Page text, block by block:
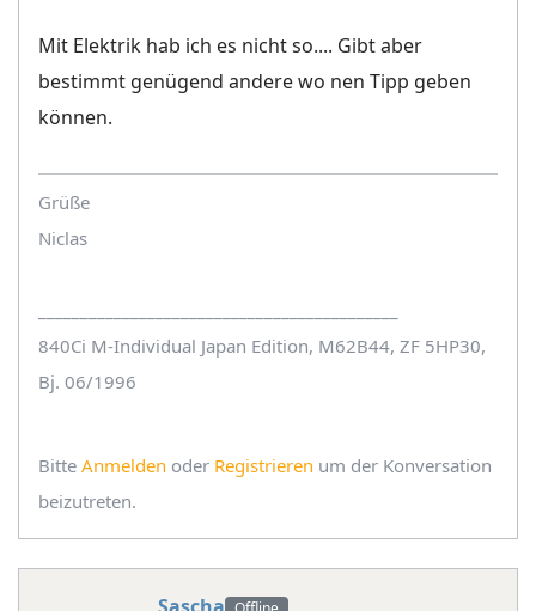
Mit Elektrik hab ich es nicht so.... Gibt aber
bestimmt genügend andere wo nen Tipp geben
können.
Grüße
Niclas
840Ci M-Individual Japan Edition, M62B44, ZF 5HP30,
Bj. 06/1996
Bitte Anmelden oder Registrieren um der Konversation
beizutreten.